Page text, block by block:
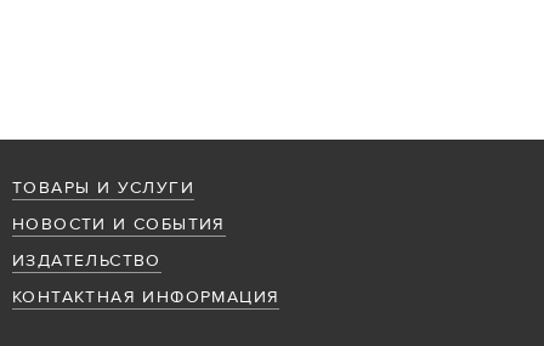
ТОВАРЫ И УСЛУГИ
НОВОСТИ И СОБЫТИЯ
ИЗДАТЕЛЬСТВО
КОНТАКТНАЯ ИНФОРМАЦИЯ